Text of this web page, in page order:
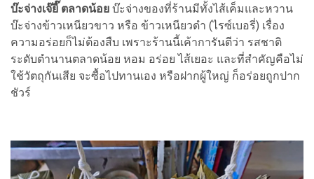
บ๊ะจ่างเจ๊ยี๊ ตลาดน้อย บ๊ะจ่างของที่ร้านมีทั้งไส้เค็มและหวาน
บ๊ะจ่างข้าวเหนียวขาว หรือ ข้าวเหนียวดำ (ไรซ์เบอรี่) เรื่อง
ความอร่อยก็ไม่ต้องสืบ เพราะร้านนี้เค้าการันตีว่า รสชาติ
ระดับตำนานตลาดน้อย หอม อร่อย ไส้เยอะ และที่สำคัญคือไม่
ใช้วัตถุกันเสีย จะซื้อไปทานเอง หรือฝากผู้ใหญ่ ก็อร่อยถูกปาก
ชัวร์